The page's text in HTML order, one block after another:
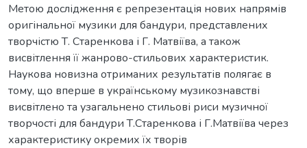
Метою дослідження є репрезентація нових напрямів
оригінальної музики для бандури, представлених
творчістю Т. Старенкова і Г. Матвіїва, а також
висвітлення її жанрово-стильових характеристик.
Наукова новизна отриманих результатів полягає в
тому, що вперше в українському музикознавстві
висвітлено та узагальнено стильові риси музичної
творчості для бандури Т.Старенкова і Г.Матвіїва через
характеристику окремих їх творів